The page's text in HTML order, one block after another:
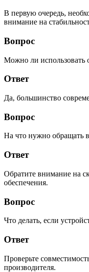
В первую очередь,
внимание на
Вопрос
Можно ли использовать
Ответ
Да, большинство
Вопрос
На что нужно обращать
Ответ
Обратите внимание на
обеспечения.
Вопрос
Что делать, если
Ответ
Проверьте
производителя.